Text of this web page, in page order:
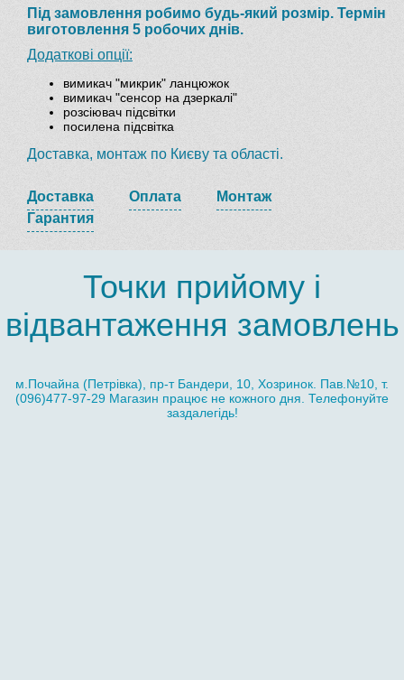
Під замовлення робимо будь-який розмір. Термін
виготовлення 5 робочих днів.
Додаткові опції:
вимикач "микрик" ланцюжок
вимикач "сенсор на дзеркалі"
розсіювач підсвітки
посилена підсвітка
Доставка, монтаж по Києву та області.
Доставка Оплата
Монтаж
Гарантия
Точки прийому і
відвантаження замовлень
м.Почайна (Петрівка), пр-т Бандери, 10, Хозринок. Пав.№10, т.
(096)477-97-29 Магазин працює не кожного дня. Телефонуйте
заздалегідь!